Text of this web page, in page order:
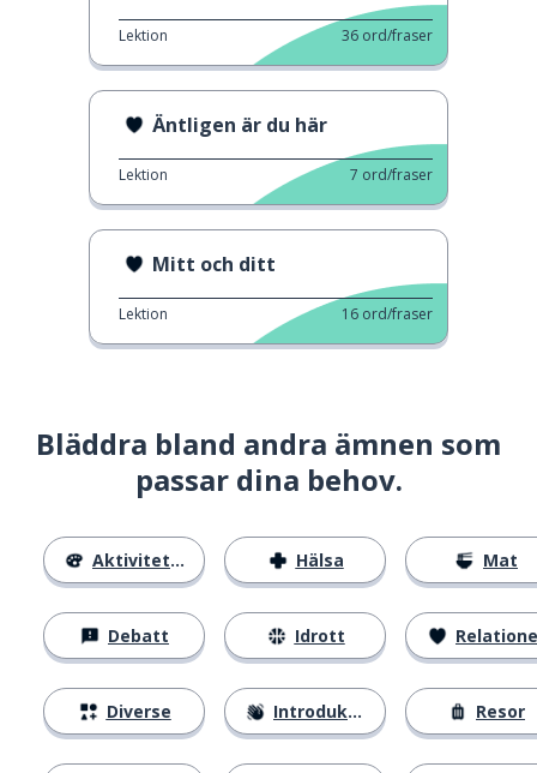
Lektion 36 ord/fraser
Äntligen är du här
Lektion 7 ord/fraser
Mitt och ditt
Lektion 16 ord/fraser
Bläddra bland andra ämnen som
passar dina behov.
Aktiviteter
Debatt
Diverse
Hälsa
Idrott
Introduktion
Mat
Resor